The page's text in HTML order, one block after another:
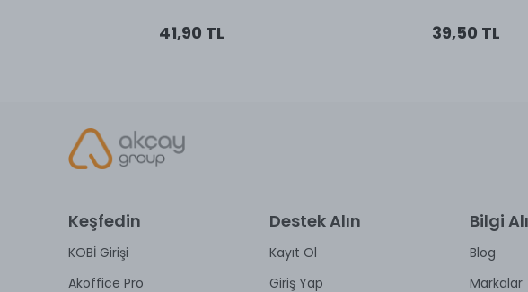
41,90 TL 39,50 TL
Keşfedin
KOBİ Girişi
Akoffice Pro
Destek Alın
Kayıt Ol
Giriş Yap
Bilgi
Blog
Markalar